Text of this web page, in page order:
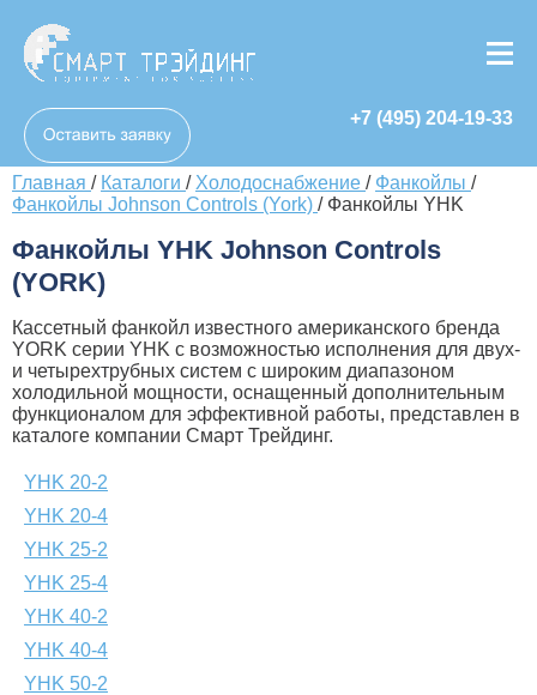
+7 (495) 204-19-33
Главная / Каталоги / Холодоснабжение / Фанкойлы /
Фанкойлы Johnson Controls (York) / Фанкойлы YHK
Фанкойлы YHK Johnson Controls
(YORK)
Кассетный фанкойл известного американского бренда
YORK серии YHK с возможностью исполнения для двух-
и четырехтрубных систем с широким диапазоном
холодильной мощности, оснащенный дополнительным
функционалом для эффективной работы, представлен в
каталоге компании Смарт Трейдинг.
YHK 20-2
YHK 20-4
YHK 25-2
YHK 25-4
YHK 40-2
YHK 40-4
YHK 50-2